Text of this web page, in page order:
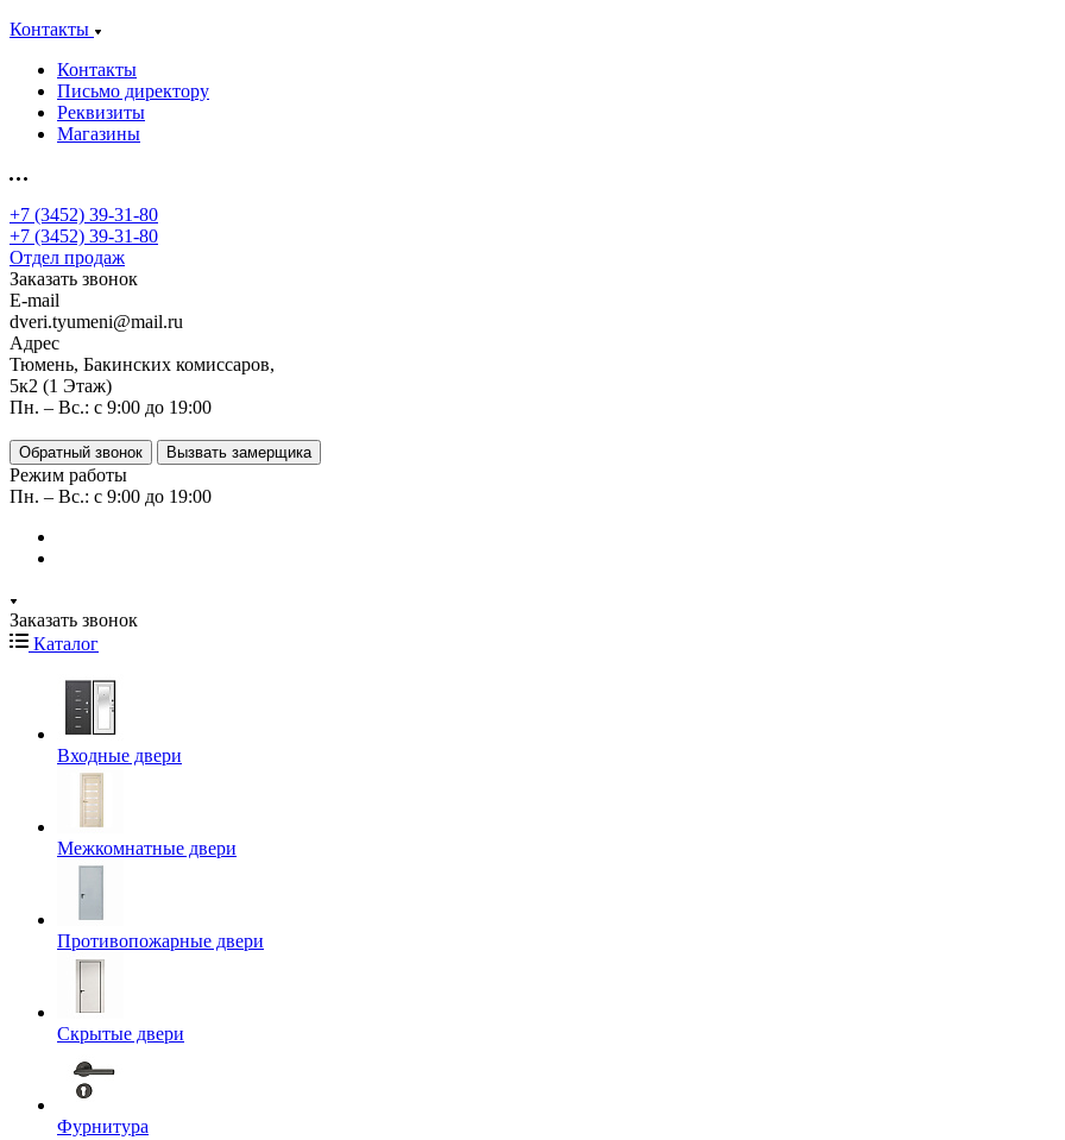
Контакты
Контакты
Письмо директору
Реквизиты
Магазины
+7 (3452) 39-31-80
+7 (3452) 39-31-80
Отдел продаж
Заказать звонок
E-mail
dveri.tyumeni@mail.ru
Адрес
Тюмень, Бакинских комиссаров,
5к2 (1 Этаж)
Пн. – Вс.: с 9:00 до 19:00
Обратный звонок Вызвать замерщика
Режим работы
Пн. – Вс.: с 9:00 до 19:00
Заказать звонок
Каталог
Входные двери
Межкомнатные двери
Противопожарные двери
Скрытые двери
Фурнитура